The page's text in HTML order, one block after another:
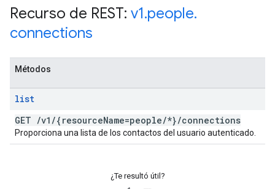
Recurso de REST: v1.people.
connections
Métodos
list
GET /v1 /{resourceName=people/*}/connections
Proporciona una lista de los contactos del usuario autenticado.
¿Te resultó útil?